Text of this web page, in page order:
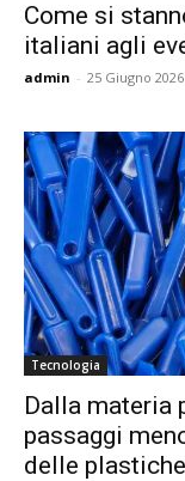
Come si
italiani agli
admin - 25 Giugno 2026
Tecnologia
Dalla materia
passaggi
delle plastiche